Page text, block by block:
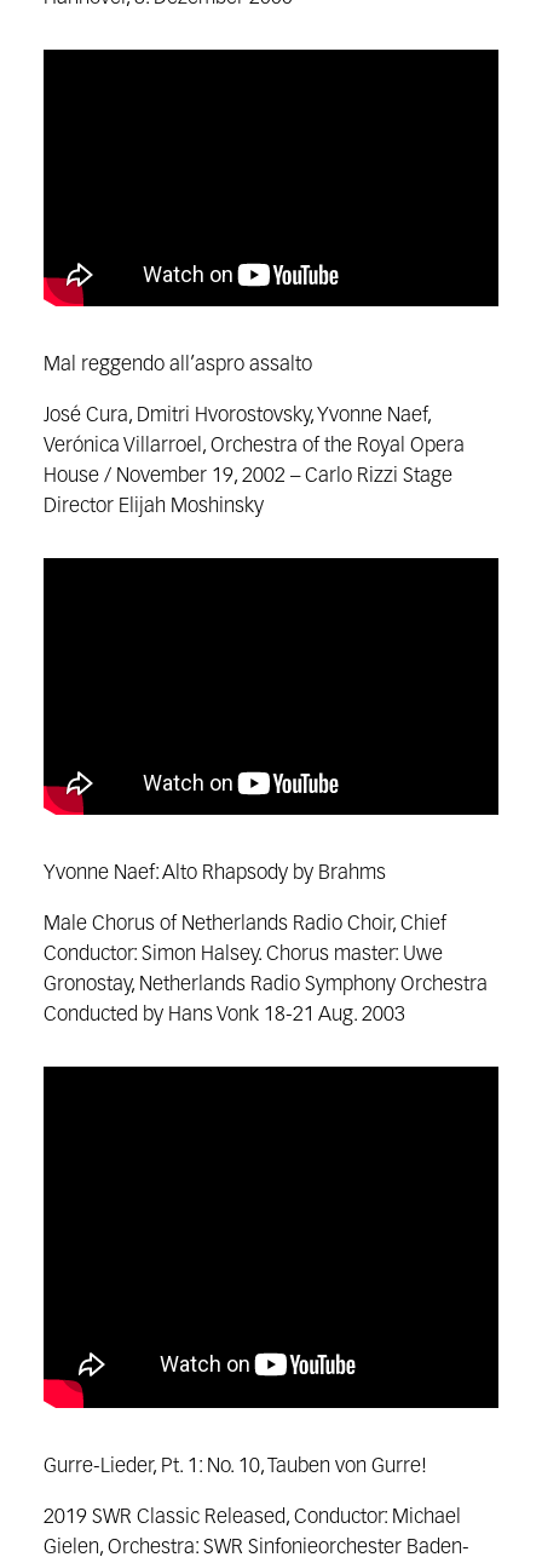
Mal reggendo all’aspro assalto
José Cura, Dmitri Hvorostovsky, Yvonne Naef,
Verónica Villarroel, Orchestra of the Royal Opera
House / November 19, 2002 – Carlo Rizzi Stage
Director Elijah Moshinsky
Yvonne Naef: Alto Rhapsody by Brahms
Male Chorus of Netherlands Radio Choir, Chief
Conductor: Simon Halsey. Chorus master: Uwe
Gronostay, Netherlands Radio Symphony Orchestra
Conducted by Hans Vonk 18-21 Aug. 2003
Gurre-Lieder, Pt. 1: No. 10, Tauben von Gurre!
2019 SWR Classic Released, Conductor: Michael
Gielen, Orchestra: SWR Sinfonieorchester Baden-